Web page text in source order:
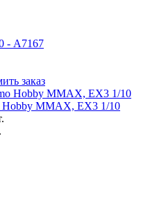
- A7167
заказ
Hobby MMAX, EX3 1/10